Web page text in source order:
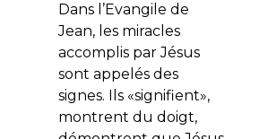
Dans l’Evangile de
Jean, les miracles
accomplis par Jésus
sont appelés des
signes. Ils «signifient»,
montrent du doigt,